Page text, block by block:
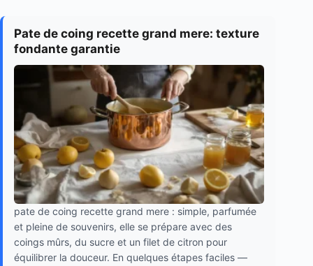
Pate de coing recette grand mere: texture
fondante garantie
pate de coing recette grand mere : simple, parfumée
et pleine de souvenirs, elle se prépare avec des
coings mûrs, du sucre et un filet de citron pour
équilibrer la douceur. En quelques étapes faciles —